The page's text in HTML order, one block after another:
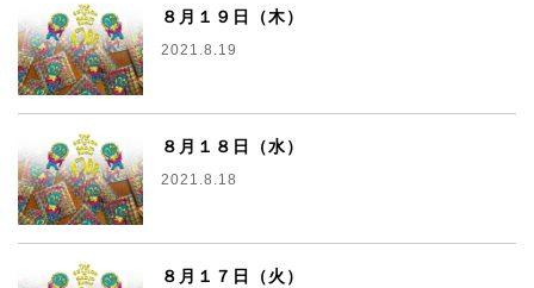
８月１９日（木）
2021.8.19
８月１８日（水）
2021.8.18
８月１７日（火）